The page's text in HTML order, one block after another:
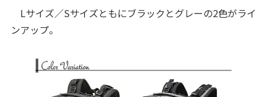
Lサイズ／Sサイズともにブラックとグレーの2色がライ
ンアップ。